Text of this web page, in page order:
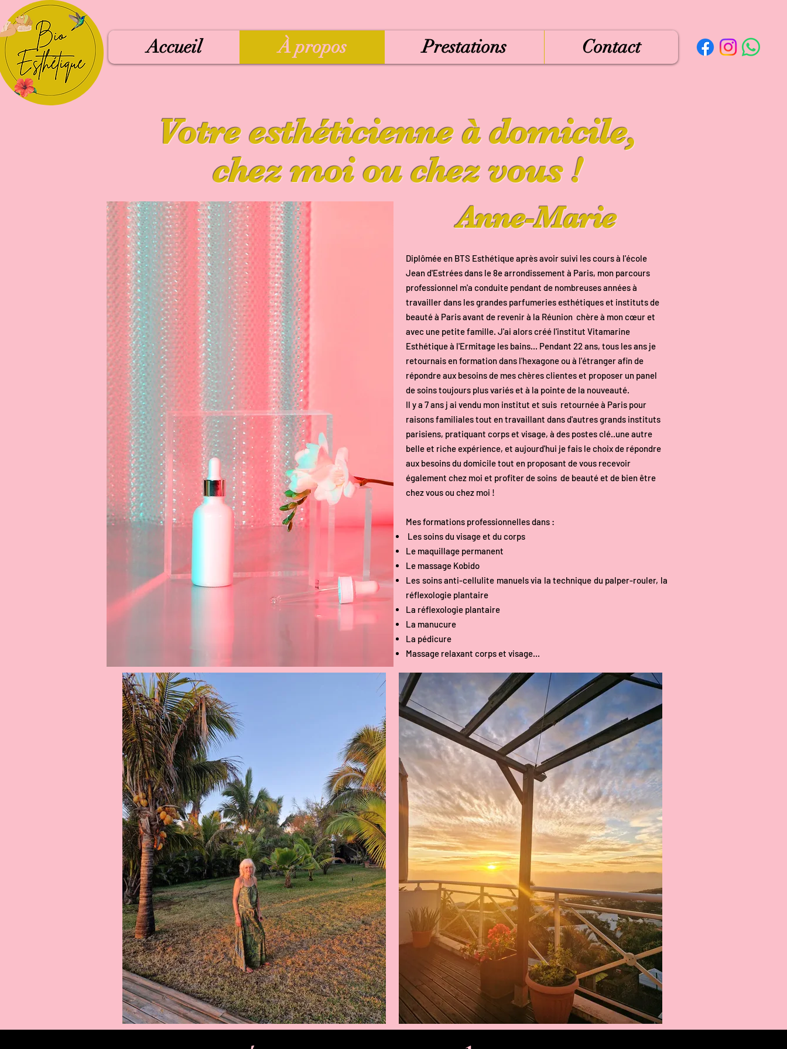
Accueil À propos Prestations Contact
Votre esthéticienne à domicile,
chez moi ou chez vous !
Anne-Marie
Diplômée en BTS Esthétique après avoir suivi les cours à l'école
Jean d'Estrées dans le 8e arrondissement à Paris, mon parcours
professionnel m'a conduite pendant de nombreuses années à
travailler dans les grandes parfumeries esthétiques et instituts de
beauté à Paris avant de revenir à la Réunion chère à mon cœur et
avec une petite famille. J'ai alors créé l'institut Vitamarine
Esthétique à l'Ermitage les bains... Pendant 22 ans, tous les ans je
retournais en formation dans l'hexagone ou à l'étranger afin de
répondre aux besoins de mes chères clientes et proposer un panel
de soins toujours plus variés et à la pointe de la nouveauté.
Il y a 7 ans j ai vendu mon institut et suis retournée à Paris pour
raisons familiales tout en travaillant dans d'autres grands instituts
parisiens, pratiquant corps et visage, à des postes clé..une autre
belle et riche expérience, et aujourd'hui je fais le choix de répondre
aux besoins du domicile tout en proposant de vous recevoir
également chez moi et profiter de soins de beauté et de bien être
chez vous ou chez moi !
​Mes formations professionnelles dans :
Les soins du visage et du corps
Le maquillage permanent
Le massage Kobido
Les soins anti-cellulite manuels via la technique du palper-rouler, la
réflexologie plantaire
La réflexologie plantaire
La manucure
La pédicure
Massage relaxant corps et visage...